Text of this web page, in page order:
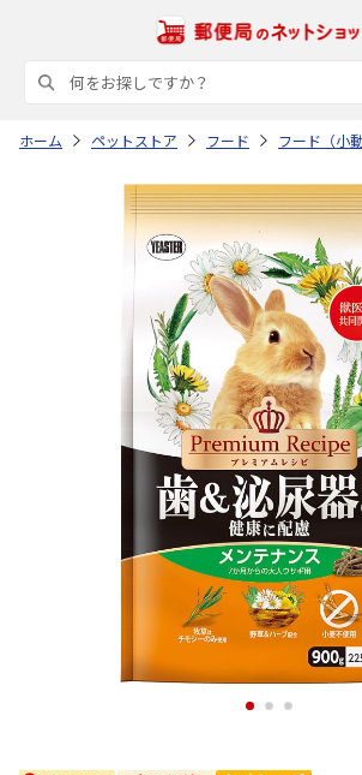
ホーム ペットストア フード フード（小
1 2 3